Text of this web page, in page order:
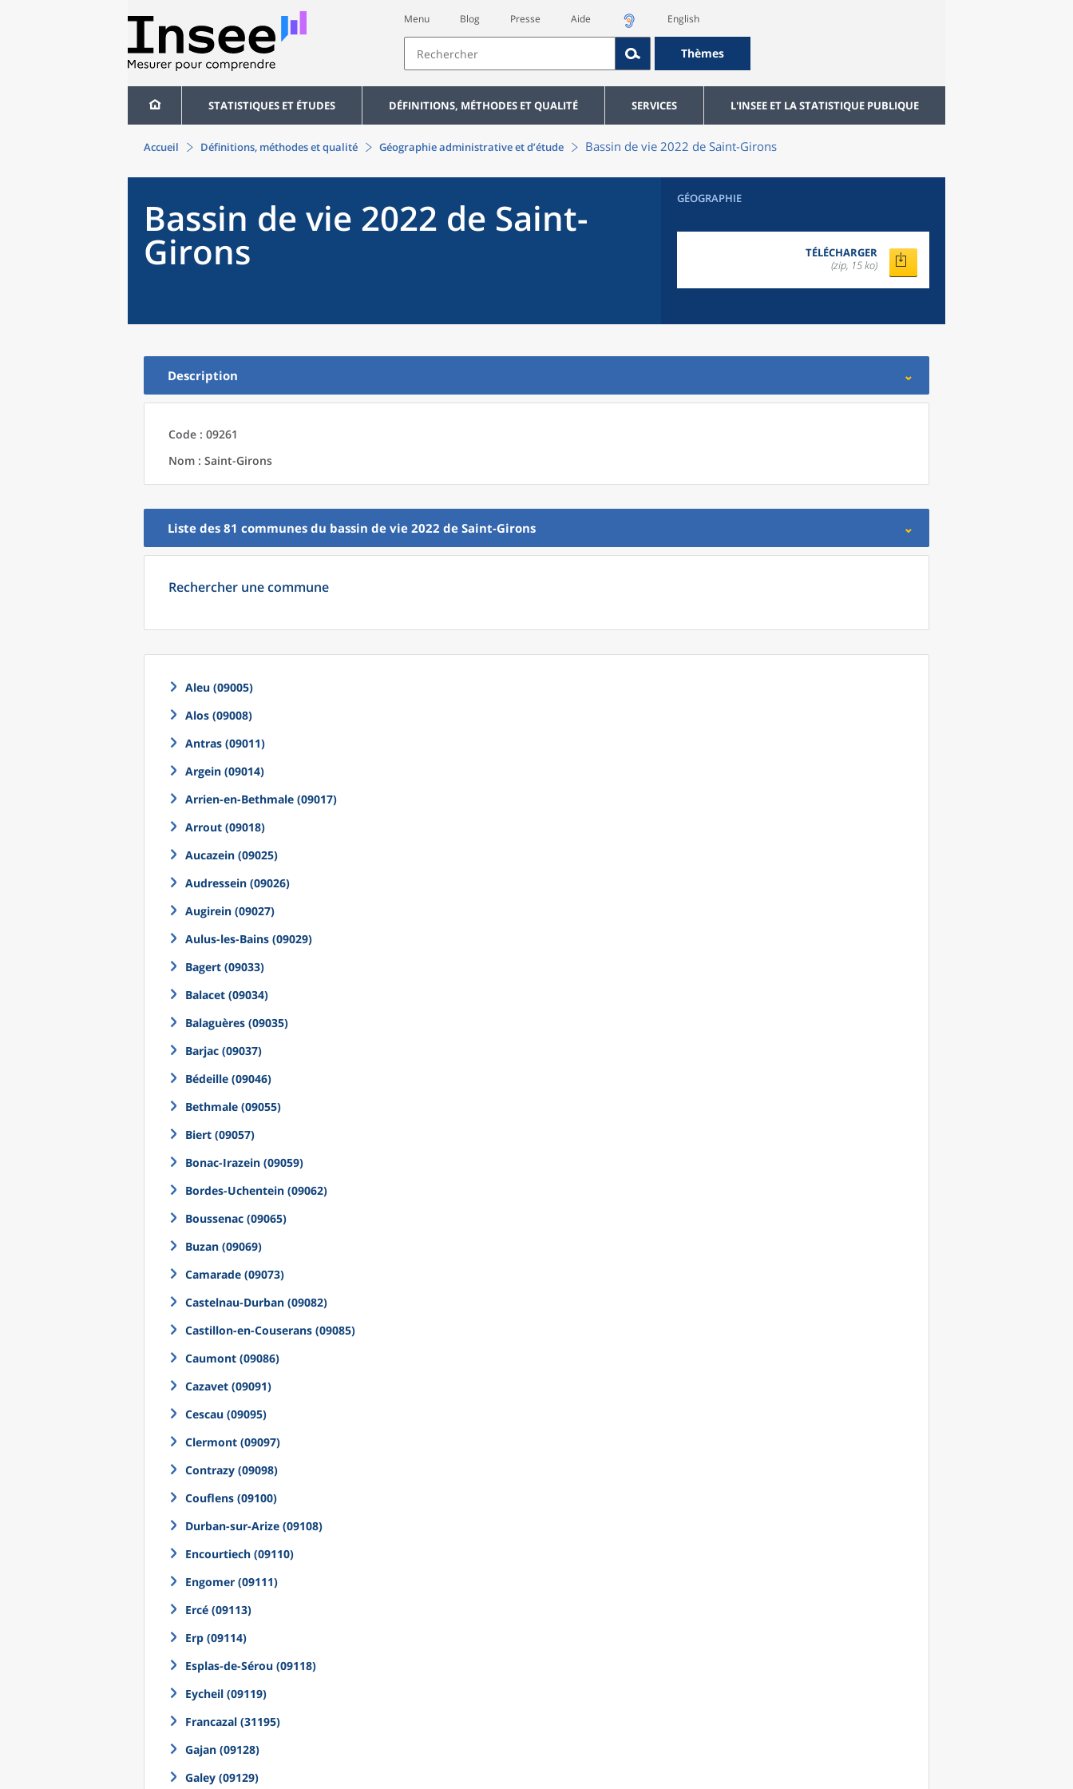
Menu Blog Presse Aide English
Thèmes
STATISTIQUES ET ÉTUDES DÉFINITIONS, MÉTHODES ET QUALITÉ SERVICES L'INSEE ET LA STATISTIQUE PUBLIQUE
Accueil Définitions, méthodes et qualité Géographie administrative et d’étude Bassin de vie 2022 de Saint-Girons
Bassin de vie 2022 de Saint-
Girons
GÉOGRAPHIE
TÉLÉCHARGER
(zip, 15 ko)
Description
Code : 09261
Nom : Saint-Girons
Liste des 81 communes du bassin de vie 2022 de Saint-Girons
Rechercher une commune
Aleu (09005)
Alos (09008)
Antras (09011)
Argein (09014)
Arrien-en-Bethmale (09017)
Arrout (09018)
Aucazein (09025)
Audressein (09026)
Augirein (09027)
Aulus-les-Bains (09029)
Bagert (09033)
Balacet (09034)
Balaguères (09035)
Barjac (09037)
Bédeille (09046)
Bethmale (09055)
Biert (09057)
Bonac-Irazein (09059)
Bordes-Uchentein (09062)
Boussenac (09065)
Buzan (09069)
Camarade (09073)
Castelnau-Durban (09082)
Castillon-en-Couserans (09085)
Caumont (09086)
Cazavet (09091)
Cescau (09095)
Clermont (09097)
Contrazy (09098)
Couflens (09100)
Durban-sur-Arize (09108)
Encourtiech (09110)
Engomer (09111)
Ercé (09113)
Erp (09114)
Esplas-de-Sérou (09118)
Eycheil (09119)
Francazal (31195)
Gajan (09128)
Galey (09129)